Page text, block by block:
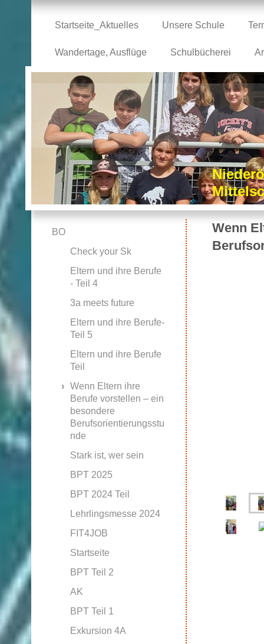
Startseite_Aktuelles Unsere Schule
Wandertage, Ausflüge Schulbücherei
Wenn
BO
Check your Sk
Eltern und ihre Berufe
- Teil 4
3a meets future
Eltern und ihre Berufe-
Teil 5
Eltern und ihre Berufe
Teil
Wenn Eltern ihre
Berufe vorstellen – ein
besondere
Berufsorientierungsstu
nde
Stark ist, wer sein
BPT 2025
BPT 2024 Teil
Lehrlingsmesse 2024
FIT4JOB
Startseite
BPT Teil 2
AK
BPT Teil 1
Exkursion 4A